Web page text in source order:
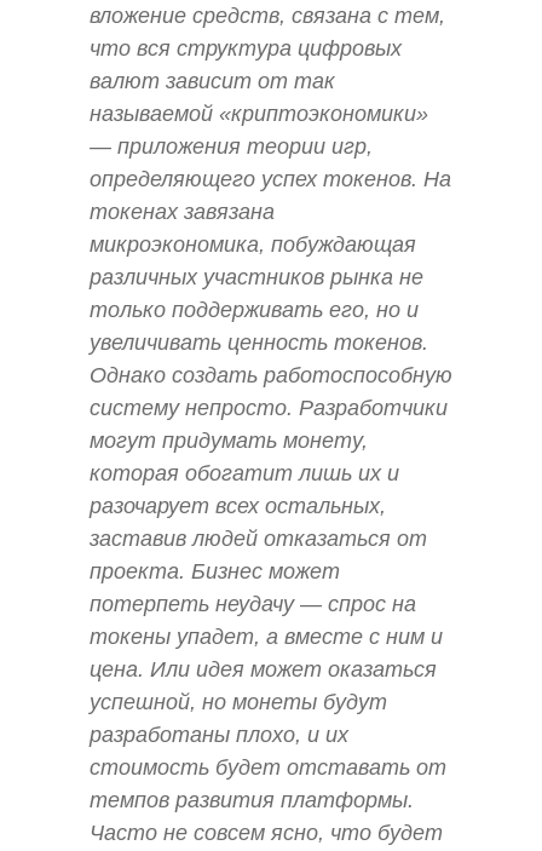
вложение средств, связана с тем,
что вся структура цифровых
валют зависит от так
называемой «криптоэкономики»
— приложения теории игр,
определяющего успех токенов. На
токенах завязана
микроэкономика, побуждающая
различных участников рынка не
только поддерживать его, но и
увеличивать ценность токенов.
Однако создать работоспособную
систему непросто. Разработчики
могут придумать монету,
которая обогатит лишь их и
разочарует всех остальных,
заставив людей отказаться от
проекта. Бизнес может
потерпеть неудачу — спрос на
токены упадет, а вместе с ним и
цена. Или идея может оказаться
успешной, но монеты будут
разработаны плохо, и их
стоимость будет отставать от
темпов развития платформы.
Часто не совсем ясно, что будет